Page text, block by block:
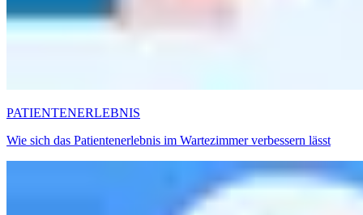
PATIENTENERLEBNIS
Wie sich das Patientenerlebnis im Wartezimmer verbessern lässt